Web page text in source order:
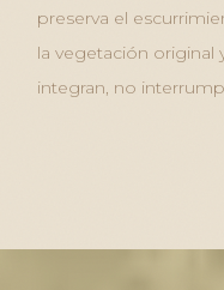
preserva el
la vegetación original
integran, no